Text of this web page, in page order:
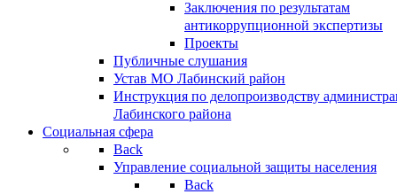
Заключения по результатам
антикоррупционной экспертизы
Проекты
Публичные слушания
Устав МО Лабинский район
Инструкция по делопроизводству
Лабинского района
Социальная сфера
Back
Управление социальной защиты населения
Back